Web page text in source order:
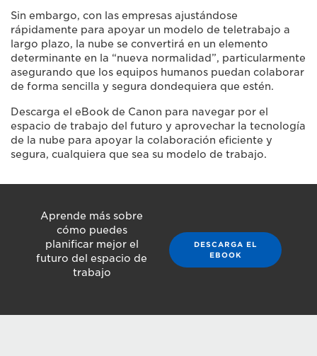
Sin embargo, con las empresas ajustándose
rápidamente para apoyar un modelo de teletrabajo a
largo plazo, la nube se convertirá en un elemento
determinante en la “nueva normalidad”, particularmente
asegurando que los equipos humanos puedan colaborar
de forma sencilla y segura dondequiera que estén.
Descarga el eBook de Canon para navegar por el
espacio de trabajo del futuro y aprovechar la tecnología
de la nube para apoyar la colaboración eficiente y
segura, cualquiera que sea su modelo de trabajo.
Aprende más sobre
cómo puedes
planificar mejor el
futuro del espacio de
trabajo
DESCARGA EL
EBOOK